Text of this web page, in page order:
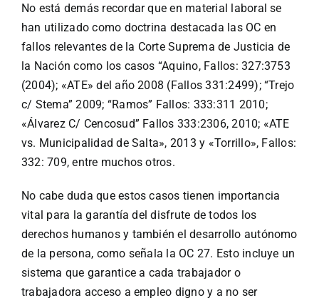
No está demás recordar que en material laboral se
han utilizado como doctrina destacada las OC en
fallos relevantes de la Corte Suprema de Justicia de
la Nación como los casos “Aquino, Fallos: 327:3753
(2004); «ATE» del año 2008 (Fallos 331:2499); “Trejo
c/ Stema” 2009; “Ramos” Fallos: 333:311 2010;
«Álvarez C/ Cencosud” Fallos 333:2306, 2010; «ATE
vs. Municipalidad de Salta», 2013 y «Torrillo», Fallos:
332: 709, entre muchos otros.
No cabe duda que estos casos tienen importancia
vital para la garantía del disfrute de todos los
derechos humanos y también el desarrollo autónomo
de la persona, como señala la OC 27. Esto incluye un
sistema que garantice a cada trabajador o
trabajadora acceso a empleo digno y a no ser